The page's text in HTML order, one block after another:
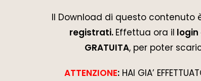
Il Download di questo contenuto
registrati. Effettua ora il
GRATUITA, per poter
ATTENZIONE: HAI GIA’